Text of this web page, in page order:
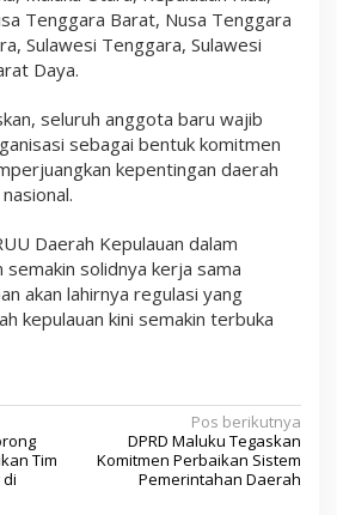
Tenggara Barat, Nusa Tenggara
Sulawesi Tenggara, Sulawesi
Daya.
seluruh anggota baru wajib
sebagai bentuk komitmen
kepentingan daerah
Daerah Kepulauan dalam
solidnya kerja sama
akan lahirnya regulasi yang
kepulauan kini semakin terbuka
Tim
Pos berikutnya
DPRD Maluku Tegaskan
Komitmen Perbaikan Sistem
Pemerintahan Daerah